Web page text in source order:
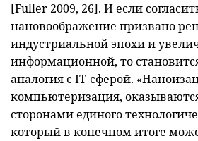
[Fuller 2009, 26]. И если
нановоображение призвано
индустриальной эпохи и
информационной, то
аналогия с IT-сферой.
компьютеризация,
сторонами единого
который в конечном итоге